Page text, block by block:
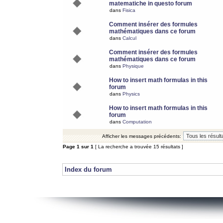
matematiche in questo forum
dans Fisica
Comment insérer des formules
mathématiques dans ce forum
dans Calcul
Comment insérer des formules
mathématiques dans ce forum
dans Physique
How to insert math formulas in this
forum
dans Physics
How to insert math formulas in this
forum
dans Computation
Afficher les messages précédents:
Page 1 sur 1 [ La recherche a trouvée 15 résultats ]
Index du forum